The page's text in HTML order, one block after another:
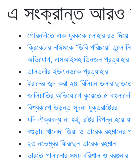
এ সংক্রান্ত আরও
গৌরনদীতে এক যুবককে লোহার রড দিয়ে
ক্রিকেটার নাঈমকে ‘ডিবি পরিচয়ে’ তুলে
অভিযোগ, এসআইসহ তিনজন প্রত্যাহার
তালতলীর ইউএনওকে প্রত্যাহার
ইরানের জব্দ করা ২৪ বিলিয়ন ডলার
জালিয়াতির অভিযোগে কুয়েতে ৫
বিশ্বকাপে উড়ন্ত সূচনা যুক্তরাষ্ট্রের
যদি ঐক্যবদ্ধ না হই, রাষ্ট্র বিপন্ন হয়ে
বগুড়ায় খালেদা জিয়া ও তারেক
২৩ নভেম্বর ফিরছেন তারেক রহমান
ভারতে পালানোর সময় ব‌রিশাল ও